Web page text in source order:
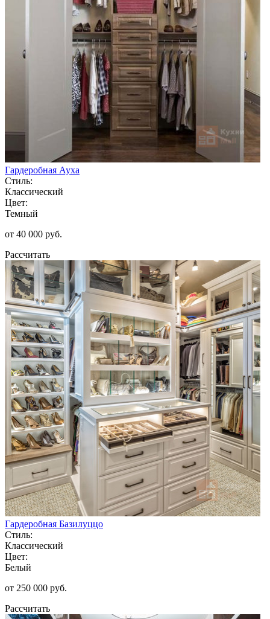
Гардеробная Ауха
Стиль:
Классический
Цвет:
Темный
от 40 000 руб.
Рассчитать
Гардеробная Базилуццо
Стиль:
Классический
Цвет:
Белый
от 250 000 руб.
Рассчитать